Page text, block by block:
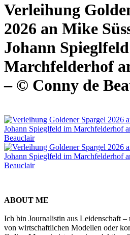
Verleihung
2026 an Mike
Johann
Marchfelderhof
– © Conny de
ABOUT ME
Ich bin Journalistin aus Leidenschaft –
von wirtschaftlichen Modellen oder